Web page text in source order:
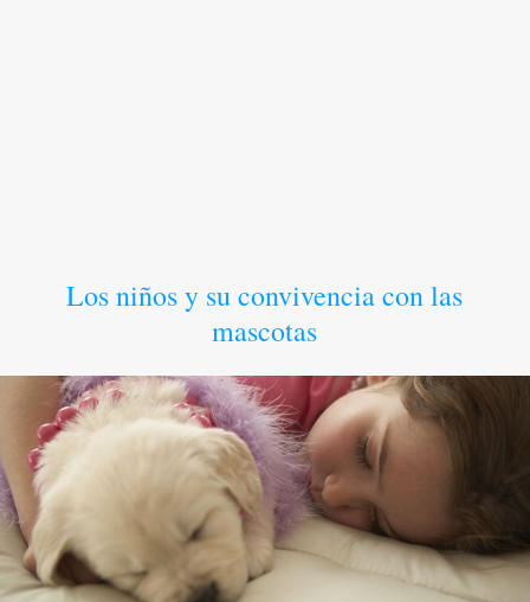
Los niños y su convivencia con las
mascotas